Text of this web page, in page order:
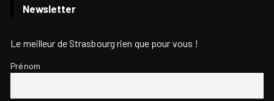
Newsletter
Le meilleur de Strasbourg rien que pour vous !
Prénom